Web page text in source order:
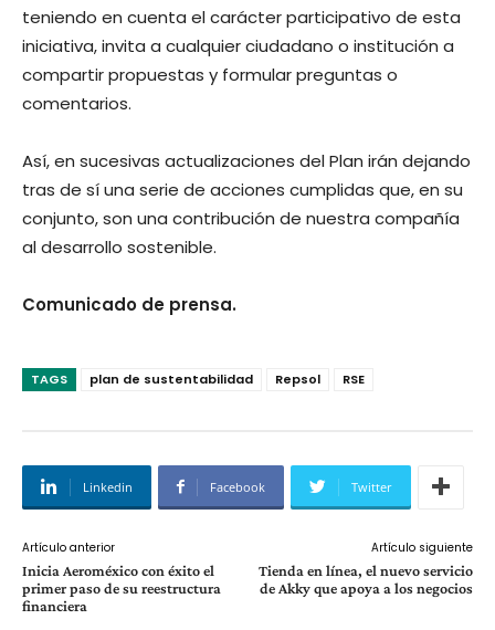
teniendo en cuenta el carácter participativo de esta
iniciativa, invita a cualquier ciudadano o institución a
compartir propuestas y formular preguntas o
comentarios.
Así, en sucesivas actualizaciones del Plan irán dejando
tras de sí una serie de acciones cumplidas que, en su
conjunto, son una contribución de nuestra compañía
al desarrollo sostenible.
Comunicado de prensa.
TAGS plan de sustentabilidad Repsol RSE
Linkedin Facebook Twitter
Artículo anterior
Inicia Aeroméxico con éxito el
primer paso de su reestructura
financiera
Artículo siguiente
Tienda en línea, el nuevo servicio
de Akky que apoya a los negocios